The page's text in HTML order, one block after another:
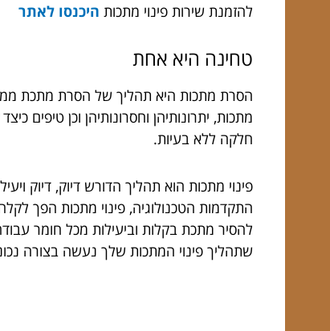
להזמנת שירות פינוי מתכות היכנסו לאתר
טחינה היא אחת
הסרת מתכות היא תהליך של הסרת מתכת
מתכות, יתרונותיהן וחסרונותיהן וכן טיפים
חלקה ללא בעיות.
פינוי מתכות הוא תהליך הדורש דיוק, דיוק
התקדמות הטכנולוגיה, פינוי מתכות הפך
להסיר מתכת בקלות וביעילות מכל חומר
שתהליך פינוי המתכות שלך נעשה בצורה